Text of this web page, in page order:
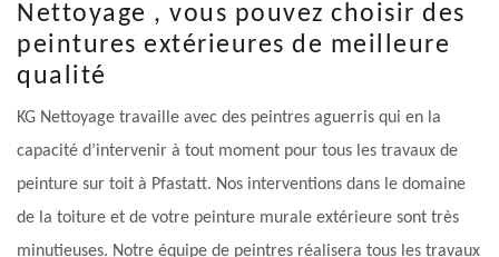
Nettoyage , vous pouvez choisir des
peintures extérieures de meilleure
qualité
KG Nettoyage travaille avec des peintres aguerris qui en la
capacité d’intervenir à tout moment pour tous les travaux de
peinture sur toit à Pfastatt. Nos interventions dans le domaine
de la toiture et de votre peinture murale extérieure sont très
minutieuses. Notre équipe de peintres réalisera tous les travaux